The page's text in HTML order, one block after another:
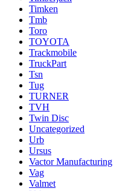
Timken
Tmb
Toro
TOYOTA
Trackmobile
TruckPart
Tsn
Tug
TURNER
TVH
Twin Disc
Uncategorized
Urb
Ursus
Vactor Manufacturing
Vag
Valmet